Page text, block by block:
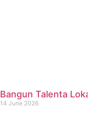
Bangun Talenta
14 June 2026